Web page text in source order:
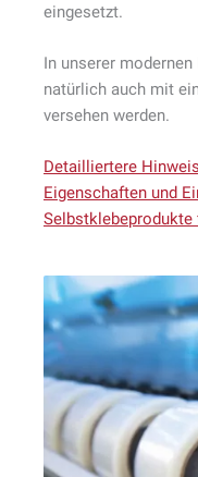
eingesetzt.
In unserer
natürlich auch mit
versehen werden.
Detailliertere
Eigenschaften und
Selbstklebeprodukte